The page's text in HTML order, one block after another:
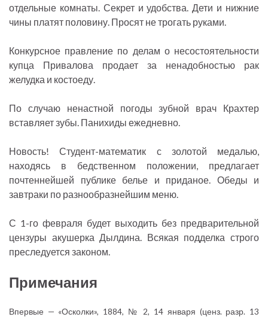
отдельные комнаты. Секрет и удобства. Дети и нижние
чины платят половину. Просят не трогать руками.
Конкурсное правление по делам о несостоятельности
купца Привалова продает за ненадобностью рак
желудка и костоеду.
По случаю ненастной погоды зубной врач Крахтер
вставляет зубы. Панихиды ежедневно.
Новость! Студент-математик с золотой медалью,
находясь в бедственном положении, предлагает
почтеннейшей публике белье и приданое. Обеды и
завтраки по разнообразнейшим меню.
С 1-го февраля будет выходить без предварительной
цензуры акушерка Дылдина. Всякая подделка строго
преследуется законом.
Примечания
Впервые — «Осколки», 1884, № 2, 14 января (ценз. разр. 13